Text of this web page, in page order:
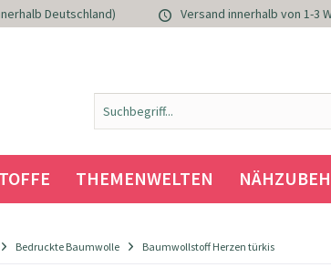
Deutschland) Versand innerhalb von 1-3
THEMENWELTEN
Bedruckte Baumwolle Baumwollstoff Herzen türkis